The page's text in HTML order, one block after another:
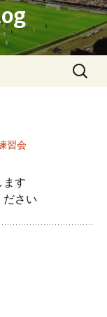
検
習会
ます
ださい